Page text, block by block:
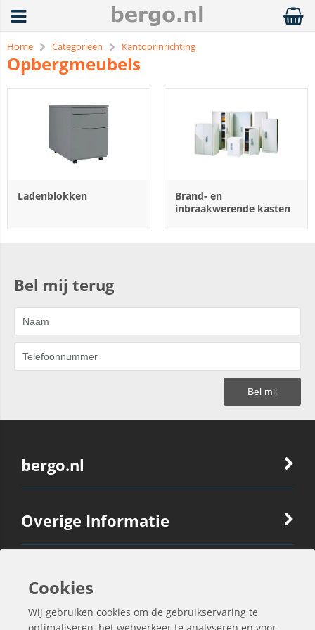
Home Categorieën Kantoorinrichting
Opbergmeubels
Ladenblokken
Brand- en
inbraakwerende kasten
Bel mij terug
bergo.nl
Overige Informatie
Ook Interessant
Cookies
Wij gebruiken cookies om de gebruikservaring te